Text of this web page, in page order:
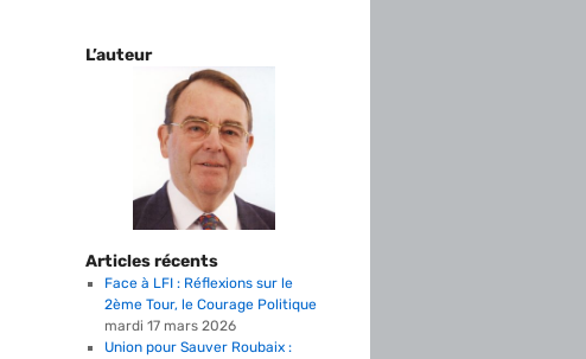
L’auteur
Articles récents
Face à LFI : Réflexions sur le
2ème Tour, le Courage Politique
mardi 17 mars 2026
Union pour Sauver Roubaix :